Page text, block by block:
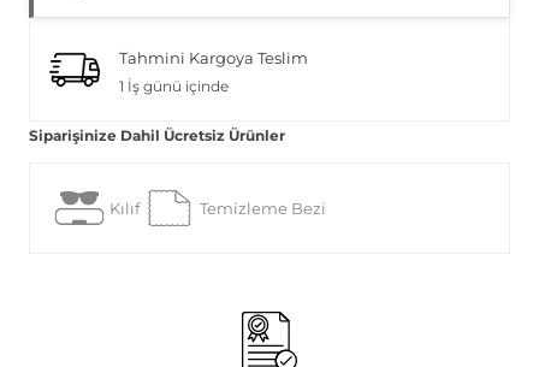
Tahmini Kargoya Teslim
1 İş günü içinde
Siparişinize Dahil Ücretsiz Ürünler
Kılıf Temizleme Bezi